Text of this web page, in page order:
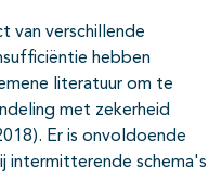
van verschillende
hebben
literatuur om te
met zekerheid
Er is onvoldoende
intermitterende schema's